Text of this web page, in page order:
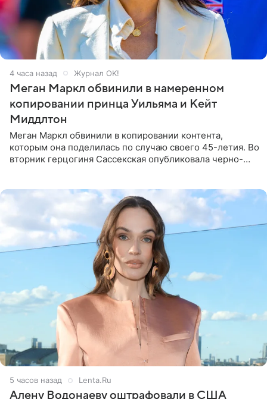
4 часа назад Журнал OK!
Меган Маркл обвинили в намеренном
копировании принца Уильяма и Кейт
Миддлтон
Меган Маркл обвинили в копировании контента,
которым она поделилась по случаю своего 45-летия. Во
вторник герцогиня Сассекская опубликовала черно-
5 часов назад Lenta.Ru
Алену Водонаеву оштрафовали в США